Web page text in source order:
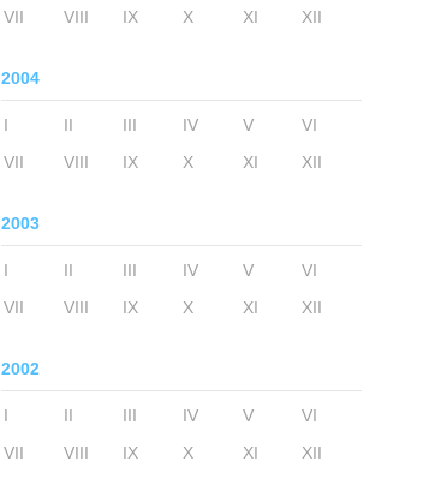
VII
VIII IX X XI XII
2004
I II III IV V
VI
VII
VIII IX X XI XII
2003
I II III IV V
VI
VII
VIII IX X XI XII
2002
I II III IV V
VI
VII
VIII IX X XI XII